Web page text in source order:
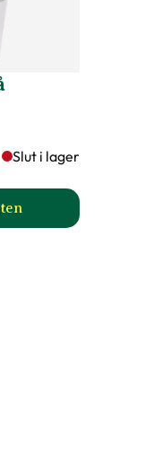
Slut i lager
blå produktsida